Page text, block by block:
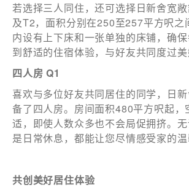
若选择三人同住，还可选择日新舍宽
及T2，面积分别在250至257平方呎之
内设有上下床和一张单独的床铺，确
到舒适的住宿体验，与好友共同度过美
四人房 Q1
喜欢与多位好友共同居住的同学，日
备了四人房。房间面积480平方呎起，
适，即使人数众多也不会局促拥挤。
是日常休息，都能让您尽情感受家的温
共创美好居住体验